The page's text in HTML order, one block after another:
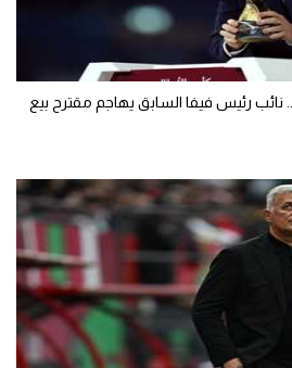
نائب رئيس فيفا السابق يهاجم مقترح بيع